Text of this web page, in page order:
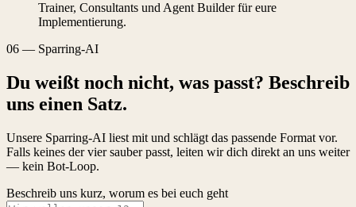
Trainer, Consultants und Agent Builder für eure
Implementierung.
06 — Sparring-AI
Du weißt noch nicht, was passt? Beschreib
uns einen Satz.
Unsere Sparring-AI liest mit und schlägt das passende Format vor.
Falls keines der vier sauber passt, leiten wir dich direkt an uns weiter
— kein Bot-Loop.
Beschreib uns kurz, worum es bei euch geht